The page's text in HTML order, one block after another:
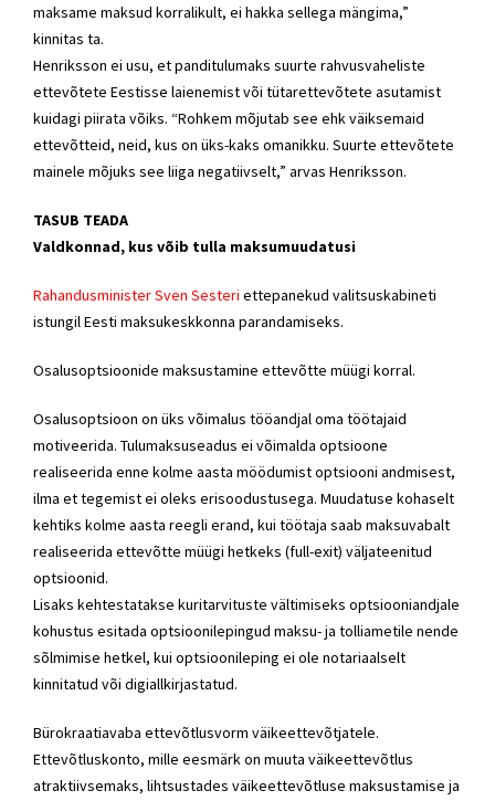
maksame maksud korralikult, ei hakka sellega mängima,”
kinnitas ta.
Henriksson ei usu, et panditulumaks suurte rahvusvaheliste
ettevõtete Eestisse laienemist või tütarettevõtete asutamist
kuidagi piirata võiks. “Rohkem mõjutab see ehk väiksemaid
ettevõtteid, neid, kus on üks-kaks omanikku. Suurte ettevõtete
mainele mõjuks see liiga negatiivselt,” arvas Henriksson.
TASUB TEADA
Valdkonnad, kus võib tulla maksumuudatusi
Rahandusminister Sven Sesteri ettepanekud valitsuskabineti
istungil Eesti maksukeskkonna parandamiseks.
Osalusoptsioonide maksustamine ettevõtte müügi korral.
Osalusoptsioon on üks võimalus tööandjal oma töötajaid
motiveerida. Tulumaksuseadus ei võimalda optsioone
realiseerida enne kolme aasta möödumist optsiooni andmisest,
ilma et tegemist ei oleks erisoodustusega. Muudatuse kohaselt
kehtiks kolme aasta reegli erand, kui töötaja saab maksuvabalt
realiseerida ettevõtte müügi hetkeks (full-exit) väljateenitud
optsioonid.
Lisaks kehtestatakse kuritarvituste vältimiseks optsiooniandjale
kohustus esitada optsioonilepingud maksu- ja tolliametile nende
sõlmimise hetkel, kui optsioonileping ei ole notariaalselt
kinnitatud või digiallkirjastatud.
Bürokraatiavaba ettevõtlusvorm väikeettevõtjatele.
Ettevõtluskonto, mille eesmärk on muuta väikeettevõtlus
atraktiivsemaks, lihtsustades väikeettevõtluse maksustamise ja